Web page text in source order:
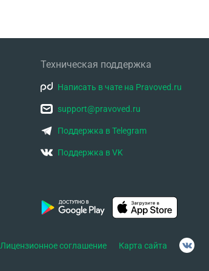
Техническая поддержка
Написать в чате на Pravoved.ru
support@pravoved.ru
Поддержка в Telegram
Поддержка в VK
Лицензионное соглашение Карта сайта